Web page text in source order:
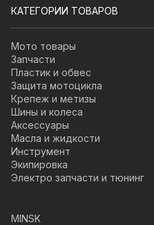
КАТЕГОРИИ ТОВАРОВ
Мото товары
Запчасти
Пластик и обвес
Защита мотоцикла
Крепеж и метизы
Шины и колеса
Аксессуары
Масла и жидкости
Инструмент
Экипировка
Электро запчасти и тюнинг
MINSK